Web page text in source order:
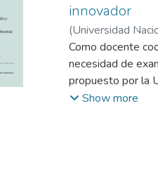
innovador
(Universidad
Elizabeth
Como docente
necesidad de
propuesto por la
implementar en
adecuadas, y
Show more